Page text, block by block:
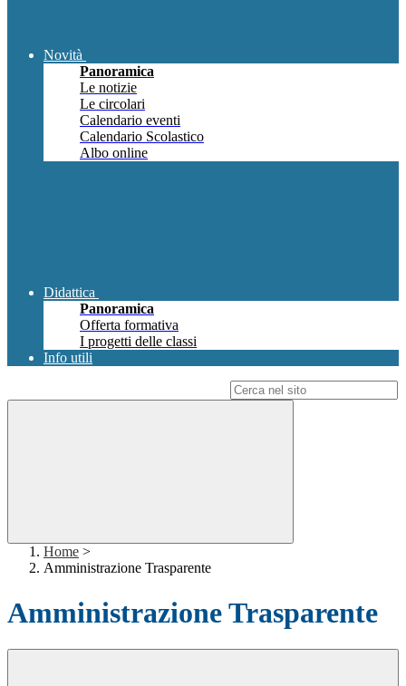
Novità
Panoramica
Le notizie
Le circolari
Calendario eventi
Calendario Scolastico
Albo online
Didattica
Panoramica
Offerta formativa
I progetti delle classi
Info utili
Home >
Amministrazione Trasparente
Amministrazione Trasparente